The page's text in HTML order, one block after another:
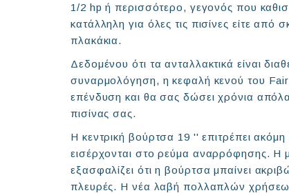
1/2 hp ή περισσότερο, γεγονός που
κατάλληλη για όλες τις πισίνες είτε
πλακάκια.
Δεδομένου ότι τα ανταλλακτικά είναι
συναρμολόγηση, η κεφαλή κενού του
επένδυση και θα σας δώσει χρόνια
πισίνας σας.
Η κεντρική βούρτσα 19 '' επιτρέπει
εισέρχονται στο ρεύμα αναρρόφησης.
εξασφαλίζει ότι η βούρτσα μπαίνει
πλευρές. Η νέα λαβή πολλαπλών χρήσεων